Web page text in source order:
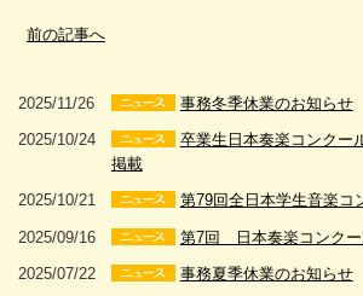
前の記事へ
2025/11/26 事務冬季休業のお知らせ
2025/10/24
卒業生日本奏楽コンクー
掲載
2025/10/21 第79回全日本学生音楽コ
2025/09/16 第7回 日本奏楽コンクー
2025/07/22 事務夏季休業のお知らせ